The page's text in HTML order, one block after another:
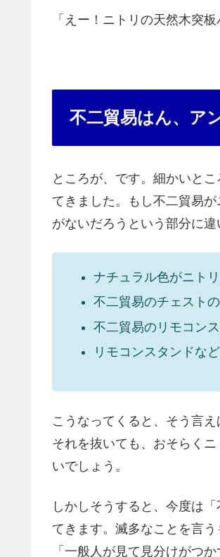
「えー！ニトリの天然木突
不二貿易はん、ア
ところが、です。細かいと
てきました。もし不二貿易
がないだろうという部分に違
ナチュラル色がニト
不二貿易のチェスト
不二貿易のリモコン
リモコンスタンドな
こうなってくると、そう言
それを抜いても、おそらく
いでしょう。
しかしそうすると、今度は
てきます。滅多なことを言
「一般人が見て見分けがつ